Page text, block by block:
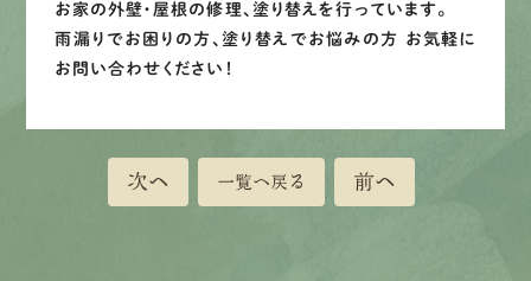
お家の外壁・屋根の修理、塗り替えを行っています。
雨漏りでお困りの方、塗り替えでお悩みの方 お気軽に
お問い合わせください！
次へ 一覧へ戻る 前へ